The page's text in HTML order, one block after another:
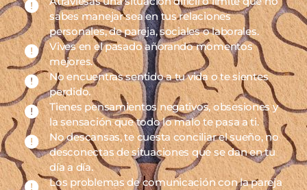
sabes manejar sea en tus relaciones
personales, de pareja, sociales o laborales.
Vives en el pasado añorando momentos
mejores.
No encuentras sentido a tu vida o te sientes
perdido.
Tienes pensamientos negativos, obsesiones y
la sensación que todo lo malo te pasa a ti.
No descansas, te cuesta conciliar el sueño, no
desconectas de situaciones que se dan en tu
día a día.
Los problemas de comunicación con la pareja